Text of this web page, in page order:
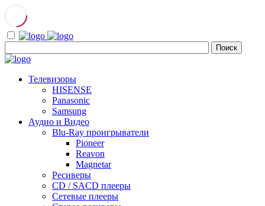
Телевизоры
HISENSE
Panasonic
Samsung
Аудио и Видео
Blu-Ray проигрыватели
Pioneer
Reavon
Magnetar
Ресиверы
CD / SACD плееры
Сетевые плееры